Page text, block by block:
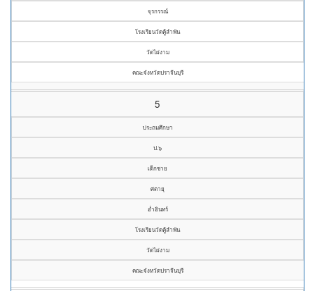
จุรกรรณ์
โรงเรียนวัดคู้ลำพัน
วัดไผ่งาม
คณะจังหวัดปราจีนบุรี
5
ประถมศึกษา
ป.๖
เด็กชาย
ศตายุ
อ่ำอินทร์
โรงเรียนวัดคู้ลำพัน
วัดไผ่งาม
คณะจังหวัดปราจีนบุรี